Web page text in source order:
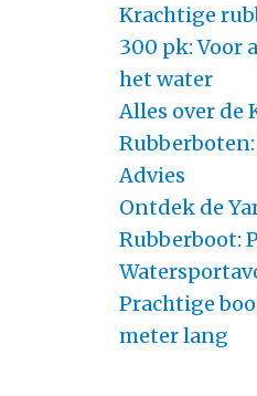
Krachtige
300 pk: Voor
het water
Alles over de
Advies
Ontdek de
Rubberboot:
Prachtige
meter lang